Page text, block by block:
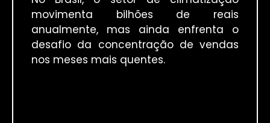
movimenta bilhões de reais
anualmente, mas ainda enfrenta o
desafio da concentração de vendas
nos meses mais quentes.